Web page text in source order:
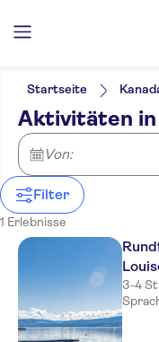
Filter
NO-PICKUP
Ticketoptionen
Führung mit
Digitale
Kostenloser
Aktivitäten
Sprache
Startseite
Aktivitäten in
Von:
Filter
1 Erlebnisse
3-4